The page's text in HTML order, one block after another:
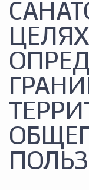
ЦЕЛЯХ